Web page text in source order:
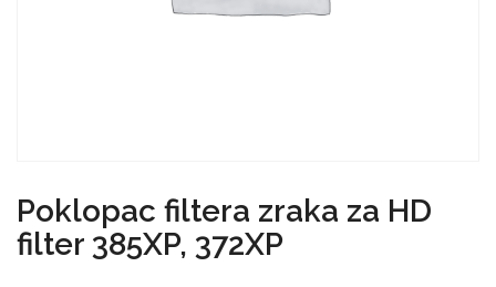
Poklopac filtera zraka za HD
filter 385XP, 372XP